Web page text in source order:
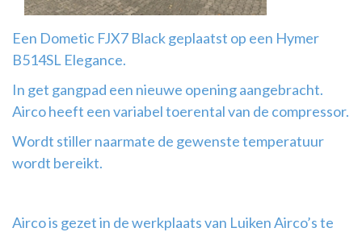
Een Dometic FJX7 Black geplaatst op een Hymer
B514SL Elegance.
In get gangpad een nieuwe opening aangebracht.
Airco heeft een variabel toerental van de compressor.
Wordt stiller naarmate de gewenste temperatuur
wordt bereikt.
Airco is gezet in de werkplaats van Luiken Airco’s te